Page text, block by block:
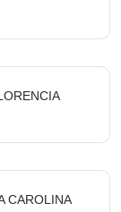
CAROLINA